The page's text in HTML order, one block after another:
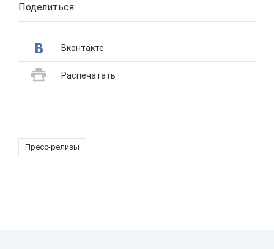
Поделиться:
Вконтакте
Распечатать
Пресс-релизы